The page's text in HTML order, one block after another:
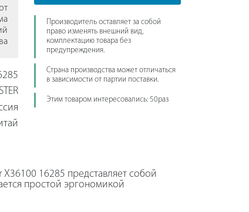
Производитель оставляет за собой
право изменять внешний вид,
комплектацию товара без
предупреждения.
Страна производства может отличаться
в зависимости от партии поставки.
Этим товаром интересовались: 50раз
16285 представляет собой
простой эргономикой
защиты шпиндельной бабки от
регулировка